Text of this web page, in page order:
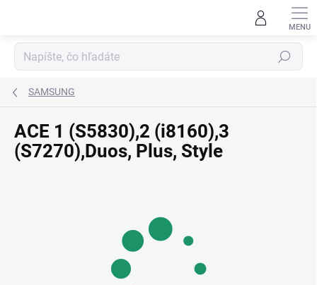
Hľadať
SAMSUNG
ACE 1 (S5830),2 (i8160),3
(S7270),Duos, Plus, Style